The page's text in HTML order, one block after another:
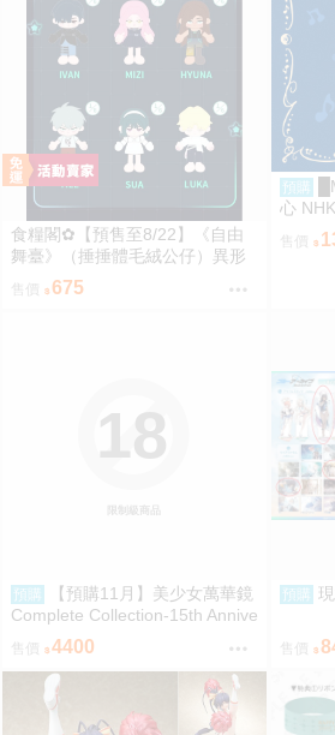
食糧閣✿【預售至8/22】《自由
舞臺》（捶捶體毛絨公仔）異形
舞臺／異形舞台／阿納特藝術高
校／ALIENSTAGE／Till／Ivan／
售價 675
預購
心
可夢
偶 玩
售價
限制級商品
18
預購
【預購11月】美少女萬華鏡
Complete Collection-15th Annive
rsary Edition-
4400
預購